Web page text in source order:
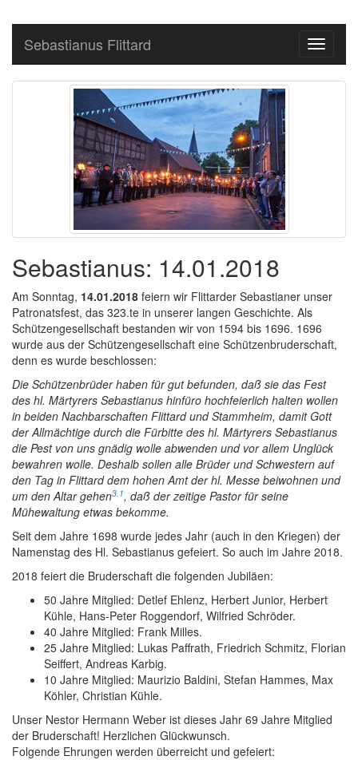
Toggle
Sebastianus Flittard
Sebastianus: 14.01.2018
Am Sonntag, 14.01.2018 feiern wir Flittarder Sebastianer unser
Patronatsfest, das 323.te in unserer langen Geschichte. Als
Schützengesellschaft bestanden wir von 1594 bis 1696. 1696
wurde aus der Schützengesellschaft eine Schützenbruderschaft,
denn es wurde beschlossen:
Die Schützenbrüder haben für gut befunden, daß sie das Fest
des hl. Märtyrers Sebastianus hinfüro hochfeierlich halten wollen
in beiden Nachbarschaften Flittard und Stammheim, damit Gott
der Allmächtige durch die Fürbitte des hl. Märtyrers Sebastianus
die Pest von uns gnädig wolle abwenden und vor allem Unglück
bewahren wolle. Deshalb sollen alle Brüder und Schwestern auf
den Tag in Flittard dem hohen Amt der hl. Messe beiwohnen und
um den Altar gehen3 1, daß der zeitige Pastor für seine
Mühewaltung etwas bekomme.
Seit dem Jahre 1698 wurde jedes Jahr (auch in den Kriegen) der
Namenstag des Hl. Sebastianus gefeiert. So auch im Jahre 2018.
2018 feiert die Bruderschaft die folgenden Jubiläen:
50 Jahre Mitglied: Detlef Ehlenz, Herbert Junior, Herbert
Kühle, Hans-Peter Roggendorf, Wilfried Schröder.
40 Jahre Mitglied: Frank Milles.
25 Jahre Mitglied: Lukas Paffrath, Friedrich Schmitz, Florian
Seiffert, Andreas Karbig.
10 Jahre Mitglied: Maurizio Baldini, Stefan Hammes, Max
Köhler, Christian Kühle.
Unser Nestor Hermann Weber ist dieses Jahr 69 Jahre Mitglied
der Bruderschaft! Herzlichen Glückwunsch.
Folgende Ehrungen werden überreicht und gefeiert: